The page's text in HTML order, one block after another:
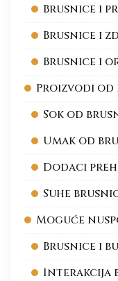
Brusnice i
Brusnice i
Brusnice i
Proizvodi od
Sok od
Umak od
Dodaci
Suhe
Moguće
Brusnice i
Interakcija